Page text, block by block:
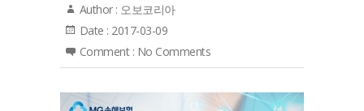
Author : 오보코리아
Date : 2017-03-09
Comment : No Comments